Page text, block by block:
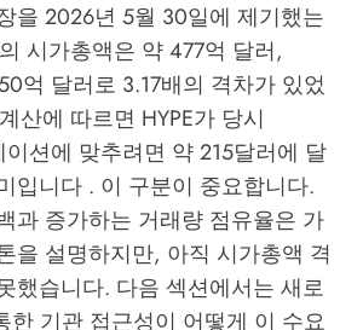
을 2026년 5월 30일에 제기했는
시가총액은 약 477억 달러,
억 달러로 3.17배의 격차가 있었
산에 따르면 HYPE가 당시
이션에 맞추려면 약 215달러에 달
입니다 . 이 구분이 중요합니다.
과 증가하는 거래량 점유율은 가
을 설명하지만, 아직 시가총액 격
했습니다. 다음 섹션에서는 새로
한 기관 접근성이 어떻게 이 수요